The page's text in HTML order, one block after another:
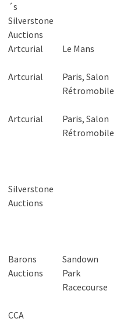
´s
Silverstone
Auctions
Artcurial Le Mans
Artcurial
Paris, Salon
Rétromobile
Artcurial
Paris, Salon
Rétromobile
Silverstone
Auctions
Barons
Auctions
Sandown
Park
Racecourse
CCA